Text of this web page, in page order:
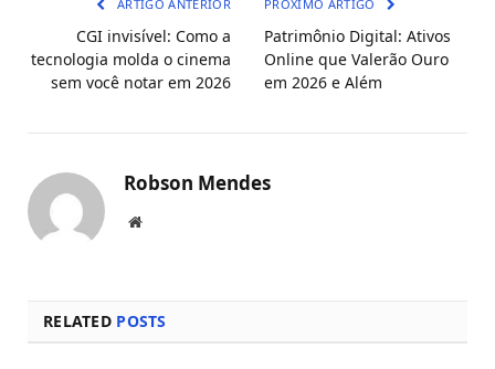
ARTIGO ANTERIOR
CGI invisível: Como a
tecnologia molda o cinema
sem você notar em 2026
PRÓXIMO ARTIGO
Patrimônio Digital: Ativos
Online que Valerão Ouro
em 2026 e Além
Robson Mendes
Local
RELATED POSTS